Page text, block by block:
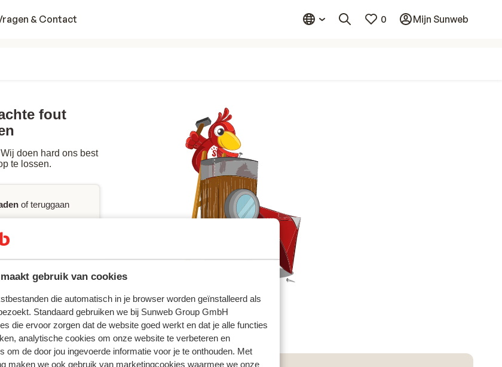
gebruik van cookies
die automatisch in je browser worden geïnstalleerd als
Standaard gebruiken we bij Sunweb Group GmbH
die ervoor zorgen dat de website goed werkt en dat je alle functies
analytische cookies om onze website te verbeteren en
om de door jou ingevoerde informatie voor je te onthouden. Met
maken we ook gebruik van marketingcookies waarmee we onze
& Contact 0 Mijn Sunweb
fout
doen hard ons best
te lossen.
of teruggaan
je onze FAQ